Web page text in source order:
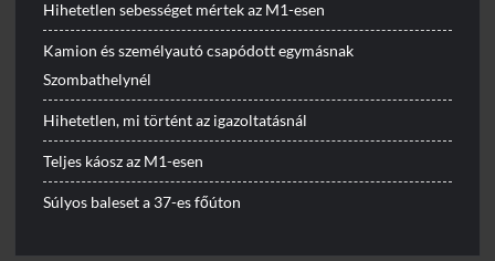
Hihetetlen sebességet mértek az M1-esen
Kamion és személyautó csapódott egymásnak
Szombathelynél
Hihetetlen, mi történt az igazoltatásnál
Teljes káosz az M1-esen
Súlyos baleset a 37-es főúton